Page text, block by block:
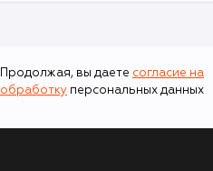
Продолжая, вы даете согласие на
обработку персональных данных